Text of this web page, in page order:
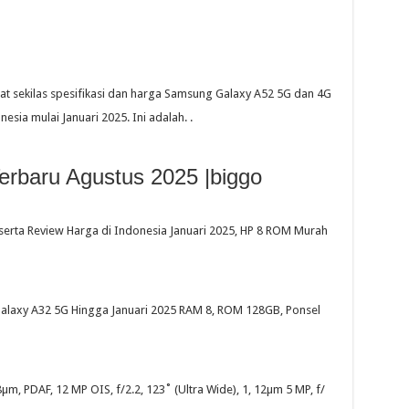
sekilas spesifikasi dan harga Samsung Galaxy A52 5G dan 4G
mulai Januari 2025. Ini adalah. .
Agustus 2025 |biggo
Review Harga di Indonesia Januari 2025, HP 8 ROM Murah
A32 5G Hingga Januari 2025 RAM 8, ROM 128GB, Ponsel
PDAF, 12 MP OIS, f/2.2, 123˚ (Ultra Wide), 1, 12µm 5 MP, f/